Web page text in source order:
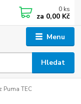
Menu
Hledat
0 ks
za 0,00 Kč
Puma TEC